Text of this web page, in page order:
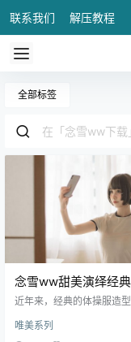
联系我们 解压教程
全部标签
念雪ww甜美演绎经
服，元气与青春的完
近年来，经典的体操服造
关注的优质COSER，念雪
唯美系列